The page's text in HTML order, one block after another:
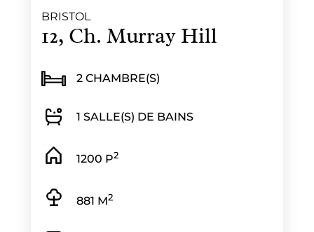
BRISTOL
12, Ch. Murray Hill
2 CHAMBRE(S)
1 SALLE(S) DE BAINS
1200 P2
881 M2